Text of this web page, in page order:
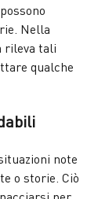
Nella
rileva tali
qualche
note
o storie. Ciò